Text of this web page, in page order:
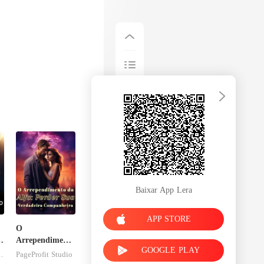
O
Arrependimento
do Alfa: Perder
PageProfit Studio
Baixar App Lera
APP STORE
GOOGLE PLAY